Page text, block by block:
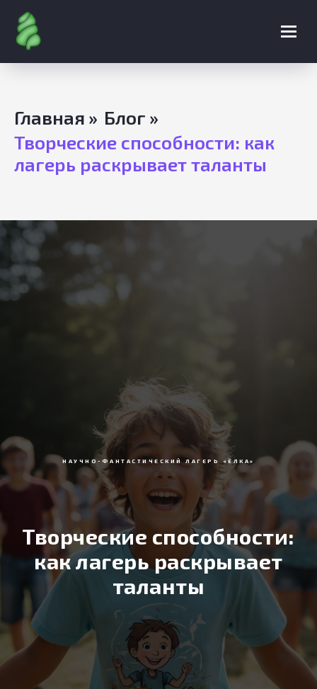
Главная » Блог »
Творческие способности: как
лагерь раскрывает таланты
НАУЧНО-ФАНТАСТИЧЕСКИЙ ЛАГЕРЬ «ЁЛКА»
Творческие способности:
как лагерь раскрывает
таланты